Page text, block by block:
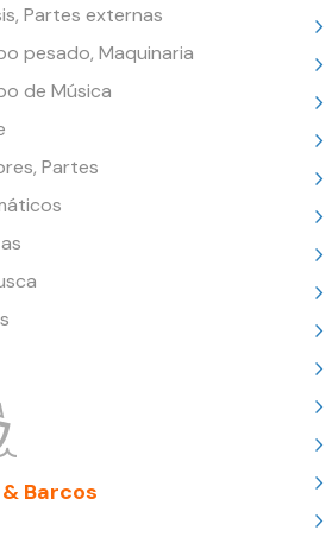
Partes externas
pesado, Maquinaria
de Música
Partes
Barcos